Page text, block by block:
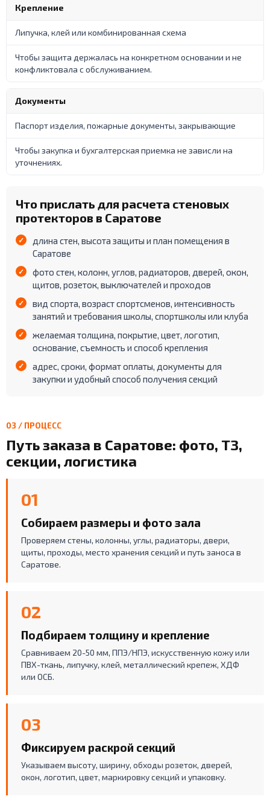
Крепление
Липучка, клей или комбинированная схема
Чтобы защита держалась на конкретном основании и не
конфликтовала с обслуживанием.
Документы
Паспорт изделия, пожарные документы, закрывающие
Чтобы закупка и бухгалтерская приемка не зависли на
уточнениях.
Что прислать для расчета стеновых
протекторов в Саратове
длина стен, высота защиты и план помещения в
Саратове
фото стен, колонн, углов, радиаторов, дверей, окон,
щитов, розеток, выключателей и проходов
вид спорта, возраст спортсменов, интенсивность
занятий и требования школы, спортшколы или клуба
желаемая толщина, покрытие, цвет, логотип,
основание, съемность и способ крепления
адрес, сроки, формат оплаты, документы для
закупки и удобный способ получения секций
03 / ПРОЦЕСС
Путь заказа в Саратове: фото, ТЗ,
секции, логистика
01
Собираем размеры и фото зала
Проверяем стены, колонны, углы, радиаторы, двери,
щиты, проходы, место хранения секций и путь заноса в
Саратове.
02
Подбираем толщину и крепление
Сравниваем 20-50 мм, ППЭ/НПЭ, искусственную кожу или
ПВХ-ткань, липучку, клей, металлический крепеж, ХДФ
или ОСБ.
03
Фиксируем раскрой секций
Указываем высоту, ширину, обходы розеток, дверей,
окон, логотип, цвет, маркировку секций и упаковку.